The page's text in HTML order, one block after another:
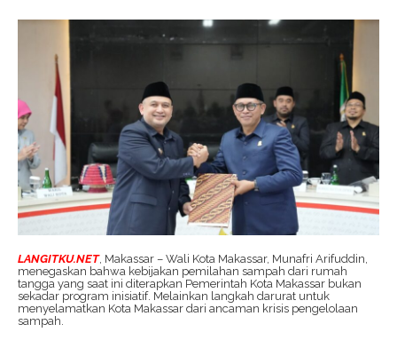
LANGITKU.NET, Makassar – Wali Kota Makassar, Munafri Arifuddin,
menegaskan bahwa kebijakan pemilahan sampah dari rumah
tangga yang saat ini diterapkan Pemerintah Kota Makassar bukan
sekadar program inisiatif. Melainkan langkah darurat untuk
menyelamatkan Kota Makassar dari ancaman krisis pengelolaan
sampah.